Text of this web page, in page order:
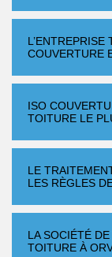
COUVERTURE
ISO
TOITURE LE
LE
LES RÈGLES
LA SOCIÉTÉ
TOITURE À